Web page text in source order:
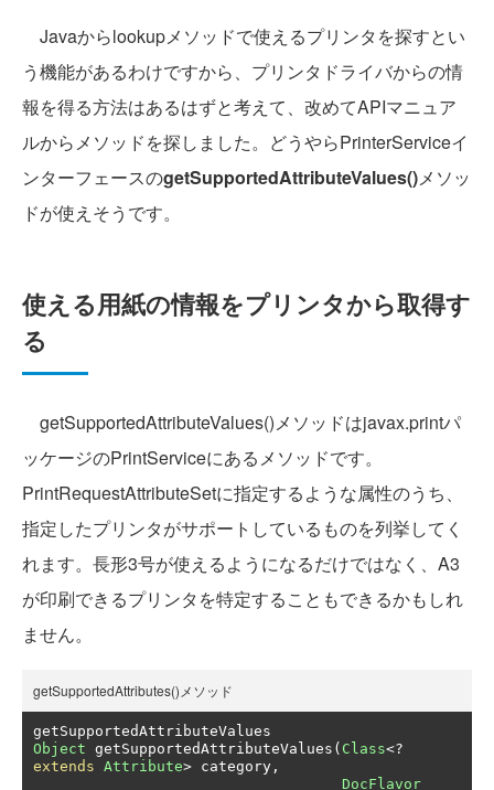
Javaからlookupメソッドで使えるプリンタを探すとい
う機能があるわけですから、プリンタドライバからの情
報を得る方法はあるはずと考えて、改めてAPIマニュア
ルからメソッドを探しました。どうやらPrinterServiceイ
ンターフェースのgetSupportedAttributeValues()メソッ
ドが使えそうです。
使える用紙の情報をプリンタから取得す
る
getSupportedAttributeValues()メソッドはjavax.printパ
ッケージのPrintServiceにあるメソッドです。
PrintRequestAttributeSetに指定するような属性のうち、
指定したプリンタがサポートしているものを列挙してく
れます。長形3号が使えるようになるだけではなく、A3
が印刷できるプリンタを特定することもできるかもしれ
ません。
getSupportedAttributes()メソッド
Object getSupportedAttributeValues ( Class<?
extends Attribute> category ,
DocFlavor